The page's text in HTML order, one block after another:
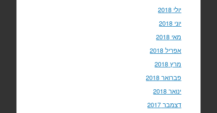
יולי 2018
יוני 2018
מאי 2018
אפריל 2018
מרץ 2018
פברואר 2018
ינואר 2018
דצמבר 2017